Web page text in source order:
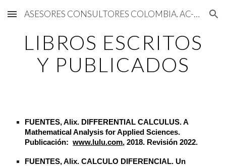
Skip to main content Skip to navigation
ASESORES CONSULTORES COLOMBIA. AC-COLOMBIA
LIBROS ESCRITOS
Y PUBLICADOS
FUENTES, Alix. DIFFERENTIAL CALCULUS. A
Mathematical Analysis for Applied Sciences.
Publicación: www.lulu.com, 2018. Revisión 2022.
FUENTES, Alix. CALCULO DIFERENCIAL. Un